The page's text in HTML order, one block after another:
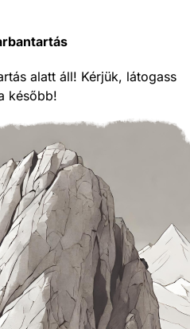
alatt áll! Kérjük, látogass
később!